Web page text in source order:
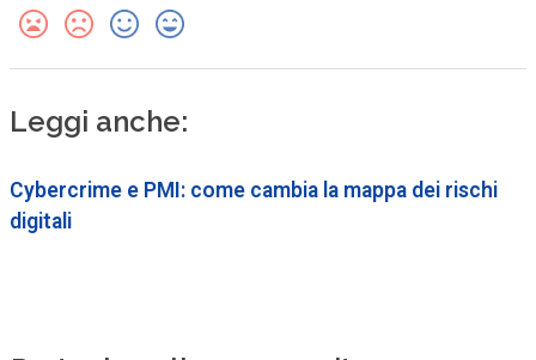
Leggi anche:
Cybercrime e PMI: come cambia la mappa dei rischi
digitali